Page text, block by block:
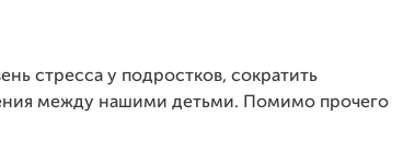
стресса у подростков, сократить
между нашими детьми. Помимо прочего